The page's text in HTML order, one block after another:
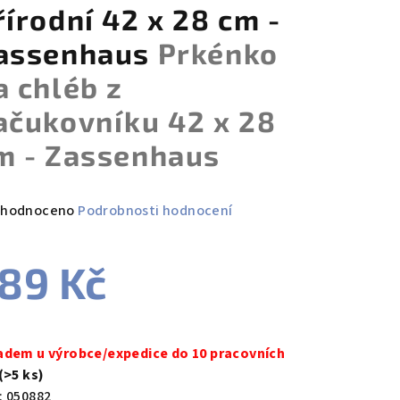
42 x 28 cm -
Prkénko
chléb z
42 x 28
- Zassenhaus
Podrobnosti hodnocení
Kč
u výrobce/expedice do 10 pracovních
(>5 ks)